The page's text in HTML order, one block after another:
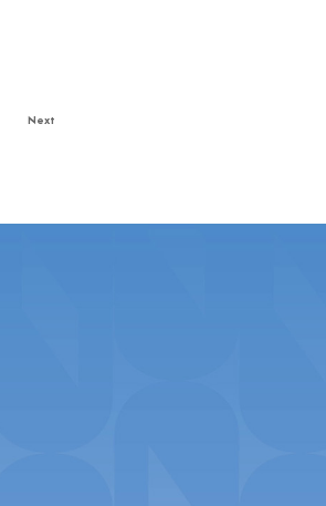
Next